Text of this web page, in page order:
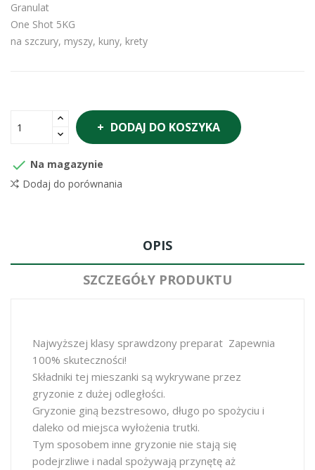
Granulat
One Shot 5KG
na szczury, myszy, kuny, krety
DODAJ DO KOSZYKA
 Na magazynie
Dodaj do porównania
OPIS
SZCZEGÓŁY PRODUKTU
Najwyższej klasy sprawdzony preparat Zapewnia
100% skuteczności!
Składniki tej mieszanki są wykrywane przez
gryzonie z dużej odległości.
Gryzonie giną bezstresowo, długo po spożyciu i
daleko od miejsca wyłożenia trutki.
Tym sposobem inne gryzonie nie stają się
podejrzliwe i nadal spożywają przynętę aż